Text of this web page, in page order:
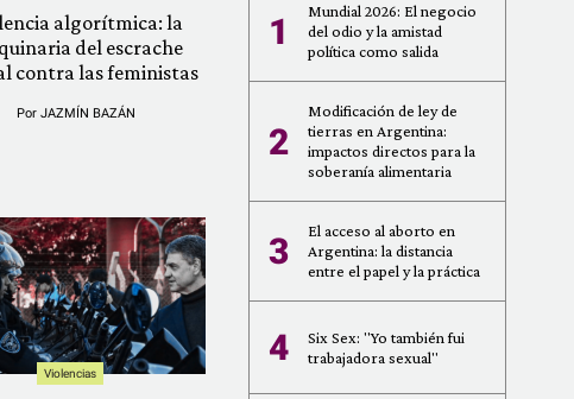
algorítmica: la
del escrache
contra las feministas
PorJAZMÍN BAZÁN
Violencias
1
Mundial 2026: El negocio
del odio y la amistad
política como salida
2
Modificación de ley de
tierras en Argentina:
impactos directos para la
soberanía alimentaria
3
El acceso al aborto en
Argentina: la distancia
entre el papel y la práctica
4
Six Sex: "Yo también fui
trabajadora sexual"